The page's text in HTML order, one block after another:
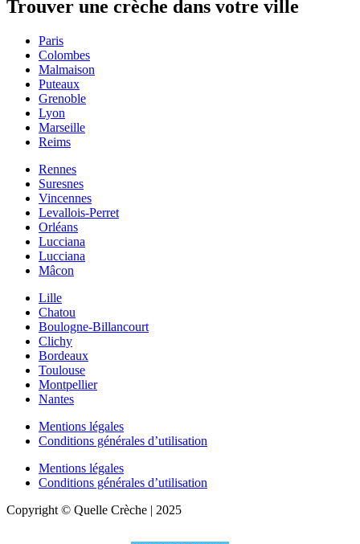
Trouver une crèche dans votre ville
Paris
Colombes
Malmaison
Puteaux
Grenoble
Lyon
Marseille
Reims
Rennes
Suresnes
Vincennes
Levallois-Perret
Orléans
Lucciana
Lucciana
Mâcon
Lille
Chatou
Boulogne-Billancourt
Clichy
Bordeaux
Toulouse
Montpellier
Nantes
Mentions légales
Conditions générales d’utilisation
Mentions légales
Conditions générales d’utilisation
Copyright © Quelle Crèche | 2025